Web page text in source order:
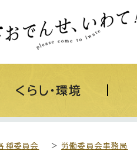
くらし・環境
種委員会 > 労働委員会事務局